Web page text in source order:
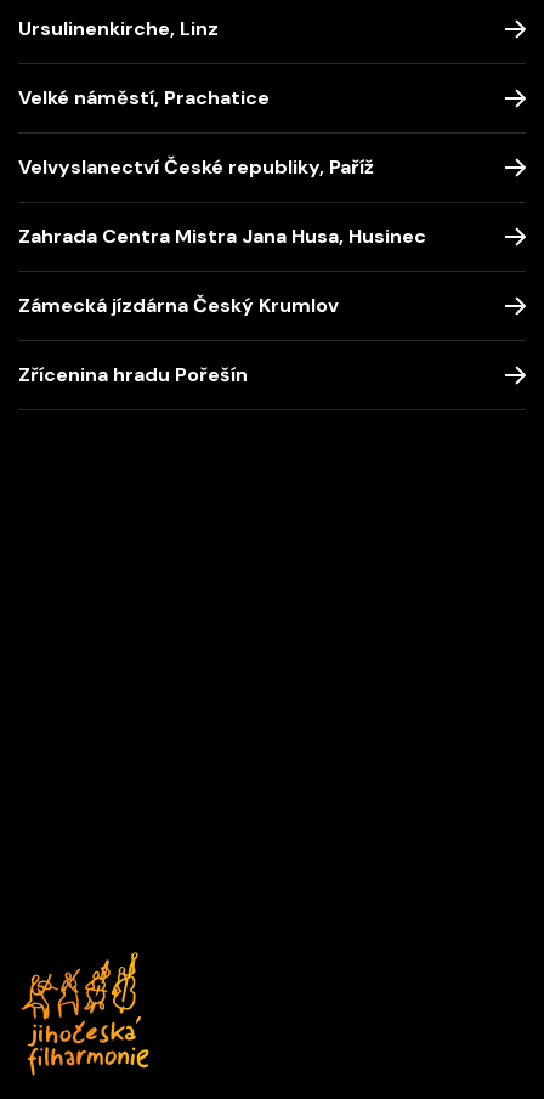
Ursulinenkirche, Linz
Velké náměstí, Prachatice
Velvyslanectví České republiky, Paříž
Zahrada Centra Mistra Jana Husa, Husinec
Zámecká jízdárna Český Krumlov
Zřícenina hradu Pořešín